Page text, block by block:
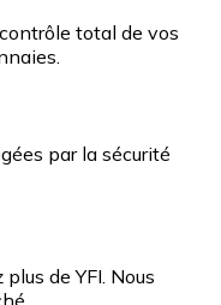
total de vos
par la sécurité
de YFI. Nous